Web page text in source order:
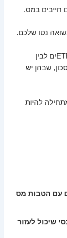
חייבים במס.
נטו שלכם.
למשל, יש הבדל בין השקעה ישירה במניות או ETFים לבין
שבהן יש
מתחילה להיות
עם הטבות מס
שיכול לעזור